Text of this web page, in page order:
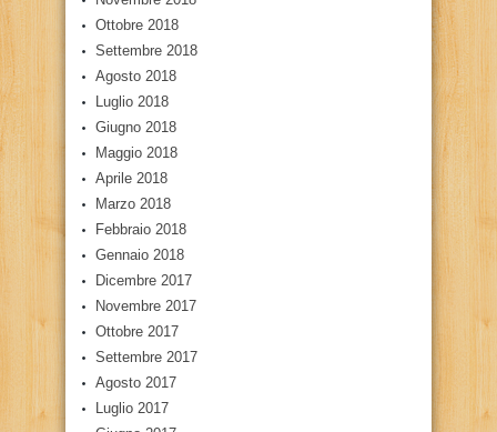
Ottobre 2018
Settembre 2018
Agosto 2018
Luglio 2018
Giugno 2018
Maggio 2018
Aprile 2018
Marzo 2018
Febbraio 2018
Gennaio 2018
Dicembre 2017
Novembre 2017
Ottobre 2017
Settembre 2017
Agosto 2017
Luglio 2017